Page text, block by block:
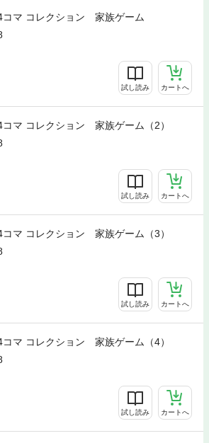
コマ コレクション 家族ゲーム
試し読み カートへ
コマ コレクション 家族ゲーム（2）
試し読み カートへ
コマ コレクション 家族ゲーム（3）
試し読み カートへ
コマ コレクション 家族ゲーム（4）
試し読み カートへ